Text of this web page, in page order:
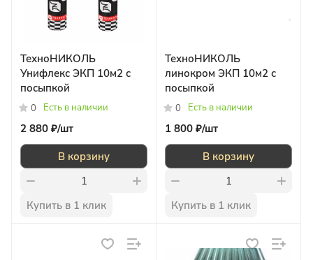
ТехноНИКОЛЬ
Унифлекс ЭКП 10м2 с
посыпкой
0 Есть в наличии
2 880 ₽/шт
В корзину
Купить в 1 клик
ТехноНИКОЛЬ
линокром ЭКП 10м2 с
посыпкой
0 Есть в наличии
1 800 ₽/шт
В корзину
Купить в 1 клик